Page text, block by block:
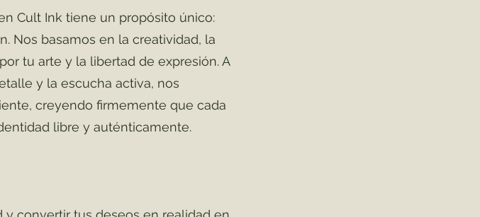
Cult Ink tiene un propósito único:
Nos basamos en la creatividad, la
tu arte y la libertad de expresión. A
y la escucha activa, nos
creyendo firmemente que cada
libre y auténticamente.